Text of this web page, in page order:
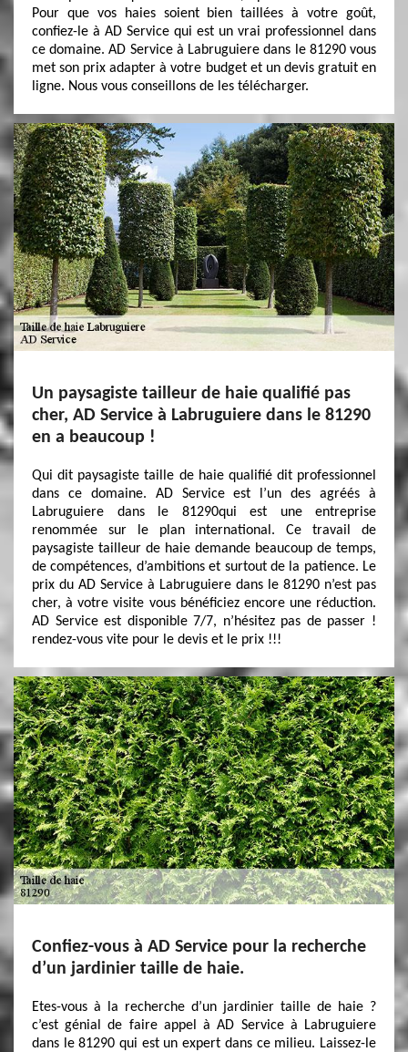
Pour que vos haies soient bien taillées à votre goût,
confiez-le à AD Service qui est un vrai professionnel dans
ce domaine. AD Service à Labruguiere dans le 81290 vous
met son prix adapter à votre budget et un devis gratuit en
ligne. Nous vous conseillons de les télécharger.
Un paysagiste tailleur de haie qualifié pas
cher, AD Service à Labruguiere dans le 81290
en a beaucoup !
Qui dit paysagiste taille de haie qualifié dit professionnel
dans ce domaine. AD Service est l’un des agréés à
Labruguiere dans le 81290qui est une entreprise
renommée sur le plan international. Ce travail de
paysagiste tailleur de haie demande beaucoup de temps,
de compétences, d’ambitions et surtout de la patience. Le
prix du AD Service à Labruguiere dans le 81290 n’est pas
cher, à votre visite vous bénéficiez encore une réduction.
AD Service est disponible 7/7, n’hésitez pas de passer !
rendez-vous vite pour le devis et le prix !!!
Confiez-vous à AD Service pour la recherche
d’un jardinier taille de haie.
Etes-vous à la recherche d’un jardinier taille de haie ?
c’est génial de faire appel à AD Service à Labruguiere
dans le 81290 qui est un expert dans ce milieu. Laissez-le